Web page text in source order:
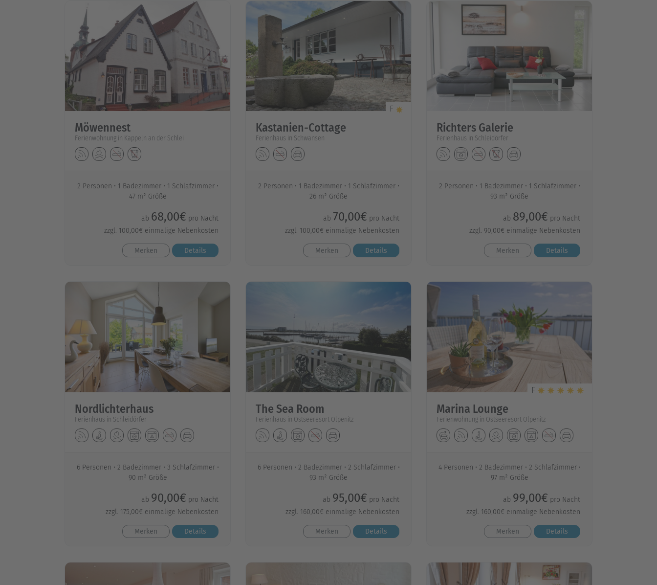
Möwennest
Ferienwohnung in Kappeln an der Schlei
2 Personen 1 Badezimmer
1 Schlafzimmer
47 m² Größe
ab 68,00€ pro Nacht
zzgl. 100,00€ einmalige Nebenkosten
Merken Details
F
Kastanien-Cottage
Ferienhaus in Schwansen
2 Personen 1 Badezimmer
1 Schlafzimmer
26 m² Größe
ab 70,00€ pro Nacht
zzgl. 100,00€ einmalige Nebenkosten
Merken Details
Richters Galerie
Ferienhaus in Schleidörfer
2 Personen 1 Badezimmer
1 Schlafzimmer
93 m² Größe
ab 89,00€ pro Nacht
zzgl. 90,00€ einmalige Nebenkosten
Merken Details
Nordlichterhaus
Ferienhaus in Schleidörfer
6 Personen 2 Badezimmer
3 Schlafzimmer
90 m² Größe
ab 90,00€ pro Nacht
zzgl. 175,00€ einmalige Nebenkosten
Merken Details
The Sea Room
Ferienhaus in Ostseeresort Olpenitz
6 Personen 2 Badezimmer
2 Schlafzimmer
93 m² Größe
ab 95,00€ pro Nacht
zzgl. 160,00€ einmalige Nebenkosten
Merken Details
F
Marina Lounge
Ferienwohnung in Ostseeresort Olpenitz
4 Personen 2 Badezimmer
2 Schlafzimmer
97 m² Größe
ab 99,00€ pro Nacht
zzgl. 160,00€ einmalige Nebenkosten
Merken Details